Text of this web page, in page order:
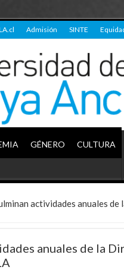
Admisión SINTE
GÉNERO CULTURA
actividades anuales de
anuales de la